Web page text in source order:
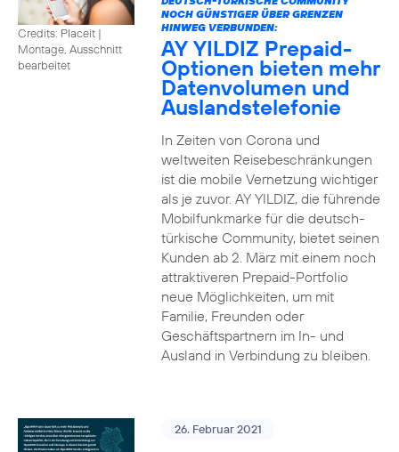
Credits: Placeit |
Montage, Ausschnitt
bearbeitet
NOCH GÜNSTIGER ÜBER GRENZEN
HINWEG VERBUNDEN:
AY YILDIZ Prepaid-
Optionen bieten mehr
Datenvolumen und
Auslandstelefonie
In Zeiten von Corona und
weltweiten Reisebeschränkungen
ist die mobile Vernetzung wichtiger
als je zuvor. AY YILDIZ, die führende
Mobilfunkmarke für die deutsch-
türkische Community, bietet seinen
Kunden ab 2. März mit einem noch
attraktiveren Prepaid-Portfolio
neue Möglichkeiten, um mit
Familie, Freunden oder
Geschäftspartnern im In- und
Ausland in Verbindung zu bleiben.
26. Februar 2021